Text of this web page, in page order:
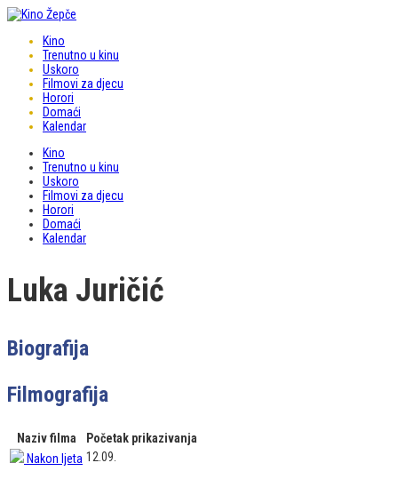
Kino
Trenutno u kinu
Uskoro
Filmovi za djecu
Horori
Domaći
Kalendar
Kino
Trenutno u kinu
Uskoro
Filmovi za djecu
Horori
Domaći
Kalendar
Luka Juričić
Biografija
Filmografija
Naziv filma
Početak prikazivanja
Nakon ljeta 12.09.